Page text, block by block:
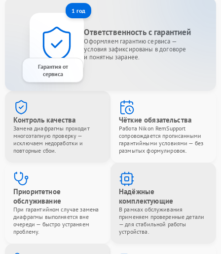
1 год
Гарантия от
сервиса
Ответственность с гарантией
Оформляем гарантию сервиса —
условия зафиксированы в договоре
и понятны заранее.
Контроль качества
Замена диафрагмы проходит
многоэтапную проверку —
исключаем недоработки и
повторные сбои.
Чёткие обязательства
Работа Nikon RemSupport
сопровождается прописанными
гарантийными условиями — без
размытых формулировок.
Приоритетное
обслуживание
При гарантийном случае замена
диафрагмы выполняется вне
очереди — быстро устраняем
проблему.
Надёжные
комплектующие
В рамках обслуживания
применяем проверенные детали
— для стабильной работы
устройства.